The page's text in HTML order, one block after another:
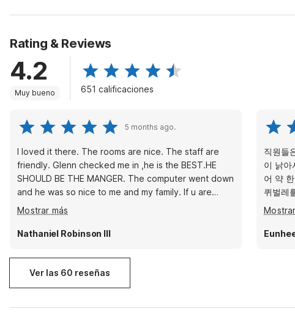
Rating & Reviews
4.2
Muy bueno 651 calificaciones
5 months ago.
I loved it there. The rooms are nice. The staff are
friendly. Glenn checked me in ,he is the BEST.HE
SHOULD BE THE MANGER. The computer went down
and he was so nice to me and my family. If u are
staying 1 night or longet i would say stay here. Ask
for Glenn cause he will take great care of you.
Mostrar más
Nathaniel Robinson III
직원들
이 낡아
어 약 한
퀴벌레
만 그냥
견하여
들려있
Ver las 60 reseñas